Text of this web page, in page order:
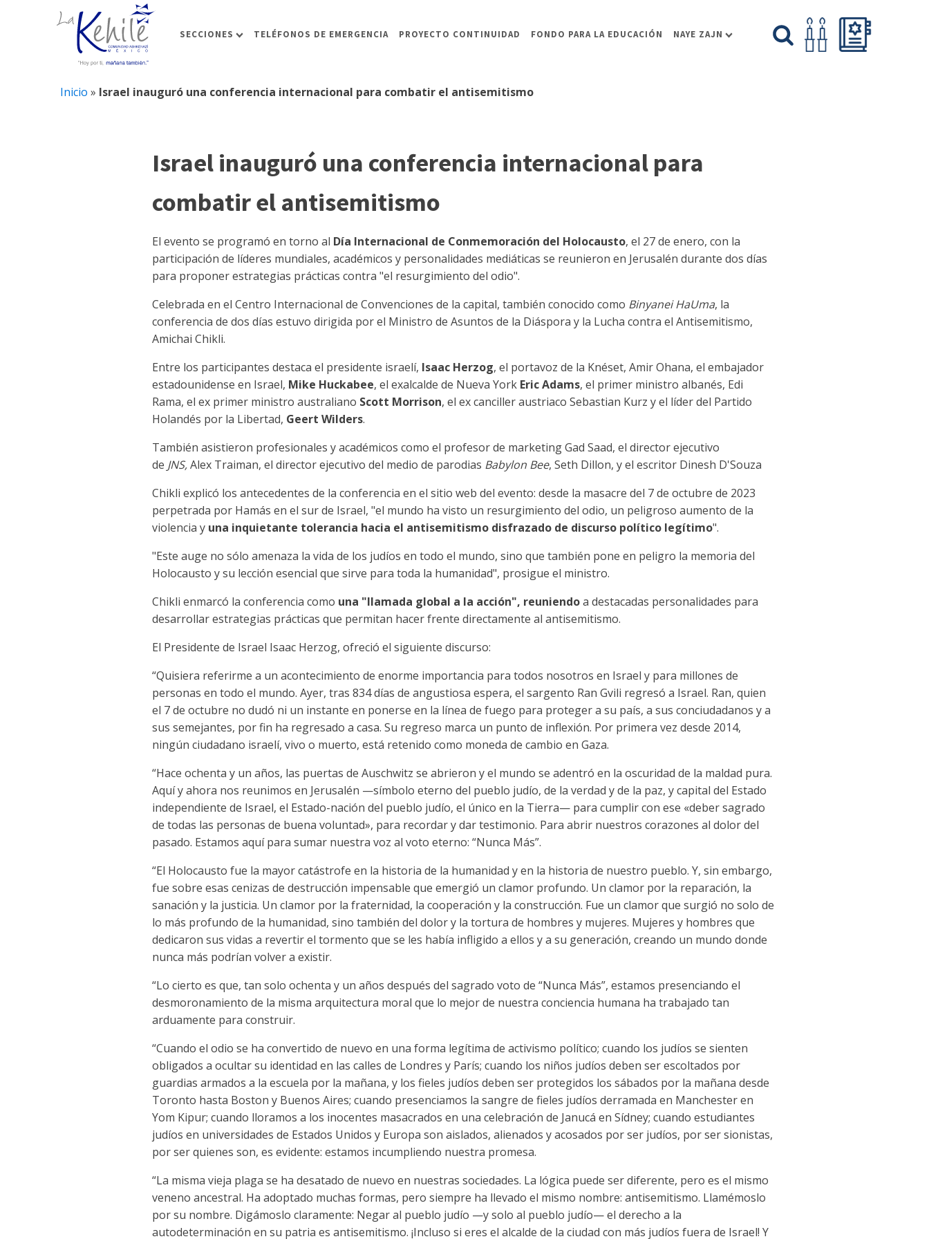
SECCIONES TELÉFONOS DE EMERGENCIA PROYECTO CONTINUIDAD FONDO PARA LA EDUCACIÓN NAYE ZAJN
Inicio » Israel inauguró una conferencia internacional para combatir el antisemitismo
Israel inauguró una conferencia internacional para
combatir el antisemitismo
El evento se programó en torno al Día Internacional de Conmemoración del Holocausto, el 27 de enero, con la
participación de líderes mundiales, académicos y personalidades mediáticas se reunieron en Jerusalén durante dos días
para proponer estrategias prácticas contra "el resurgimiento del odio".
Celebrada en el Centro Internacional de Convenciones de la capital, también conocido como Binyanei HaUma, la
conferencia de dos días estuvo dirigida por el Ministro de Asuntos de la Diáspora y la Lucha contra el Antisemitismo,
Amichai Chikli.
Entre los participantes destaca el presidente israelí, Isaac Herzog, el portavoz de la Knéset, Amir Ohana, el embajador
estadounidense en Israel, Mike Huckabee, el exalcalde de Nueva York Eric Adams, el primer ministro albanés, Edi
Rama, el ex primer ministro australiano Scott Morrison, el ex canciller austriaco Sebastian Kurz y el líder del Partido
Holandés por la Libertad, Geert Wilders.
También asistieron profesionales y académicos como el profesor de marketing Gad Saad, el director ejecutivo
de JNS,Alex Traiman, el director ejecutivo del medio de parodias Babylon Bee, Seth Dillon, y el escritor Dinesh D'Souza
Chikli explicó los antecedentes de la conferencia en el sitio web del evento: desde la masacre del 7 de octubre de 2023
perpetrada por Hamás en el sur de Israel, "el mundo ha visto un resurgimiento del odio, un peligroso aumento de la
violencia y una inquietante tolerancia hacia el antisemitismo disfrazado de discurso político legítimo".
"Este auge no sólo amenaza la vida de los judíos en todo el mundo, sino que también pone en peligro la memoria del
Holocausto y su lección esencial que sirve para toda la humanidad", prosigue el ministro.
Chikli enmarcó la conferencia como una "llamada global a la acción", reuniendoa destacadas personalidades para
desarrollar estrategias prácticas que permitan hacer frente directamente al antisemitismo.
El Presidente de Israel Isaac Herzog, ofreció el siguiente discurso:
“Quisiera referirme a un acontecimiento de enorme importancia para todos nosotros en Israel y para millones de
personas en todo el mundo. Ayer, tras 834 días de angustiosa espera, el sargento Ran Gvili regresó a Israel. Ran, quien
el 7 de octubre no dudó ni un instante en ponerse en la línea de fuego para proteger a su país, a sus conciudadanos y a
sus semejantes, por fin ha regresado a casa. Su regreso marca un punto de inflexión. Por primera vez desde 2014,
ningún ciudadano israelí, vivo o muerto, está retenido como moneda de cambio en Gaza.
“Hace ochenta y un años, las puertas de Auschwitz se abrieron y el mundo se adentró en la oscuridad de la maldad pura.
Aquí y ahora nos reunimos en Jerusalén —símbolo eterno del pueblo judío, de la verdad y de la paz, y capital del Estado
independiente de Israel, el Estado-nación del pueblo judío, el único en la Tierra— para cumplir con ese «deber sagrado
de todas las personas de buena voluntad», para recordar y dar testimonio. Para abrir nuestros corazones al dolor del
pasado. Estamos aquí para sumar nuestra voz al voto eterno: “Nunca Más”.
“El Holocausto fue la mayor catástrofe en la historia de la humanidad y en la historia de nuestro pueblo. Y, sin embargo,
fue sobre esas cenizas de destrucción impensable que emergió un clamor profundo. Un clamor por la reparación, la
sanación y la justicia. Un clamor por la fraternidad, la cooperación y la construcción. Fue un clamor que surgió no solo de
lo más profundo de la humanidad, sino también del dolor y la tortura de hombres y mujeres. Mujeres y hombres que
dedicaron sus vidas a revertir el tormento que se les había infligido a ellos y a su generación, creando un mundo donde
nunca más podrían volver a existir.
“Lo cierto es que, tan solo ochenta y un años después del sagrado voto de “Nunca Más”, estamos presenciando el
desmoronamiento de la misma arquitectura moral que lo mejor de nuestra conciencia humana ha trabajado tan
arduamente para construir.
“Cuando el odio se ha convertido de nuevo en una forma legítima de activismo político; cuando los judíos se sienten
obligados a ocultar su identidad en las calles de Londres y París; cuando los niños judíos deben ser escoltados por
guardias armados a la escuela por la mañana, y los fieles judíos deben ser protegidos los sábados por la mañana desde
Toronto hasta Boston y Buenos Aires; cuando presenciamos la sangre de fieles judíos derramada en Manchester en
Yom Kipur; cuando lloramos a los inocentes masacrados en una celebración de Janucá en Sídney; cuando estudiantes
judíos en universidades de Estados Unidos y Europa son aislados, alienados y acosados ​​por ser judíos, por ser sionistas,
por ser quienes son, es evidente: estamos incumpliendo nuestra promesa.
“La misma vieja plaga se ha desatado de nuevo en nuestras sociedades. La lógica puede ser diferente, pero es el mismo
veneno ancestral. Ha adoptado muchas formas, pero siempre ha llevado el mismo nombre: antisemitismo. Llamémoslo
por su nombre. Digámoslo claramente: Negar al pueblo judío —y solo al pueblo judío— el derecho a la
autodeterminación en su patria es antisemitismo. ¡Incluso si eres el alcalde de la ciudad con más judíos fuera de Israel! Y